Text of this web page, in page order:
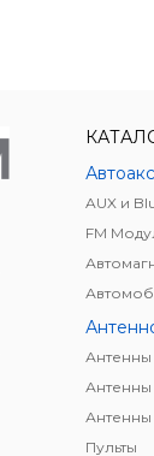
AUX и
FM
Антенны
Пульты